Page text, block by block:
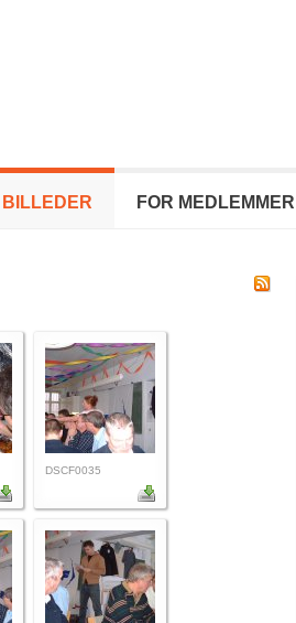
BILLEDER FOR MEDLEMMER
DSCF0035